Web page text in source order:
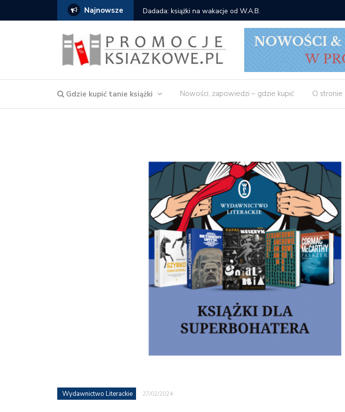
Najnowsze Dadada: książki na wakacje od W.A.B.
Gdzie kupić tanie książki Nowości, zapowiedzi – gdzie kupić O stronie
Wydawnictwo Literackie 27/02/2024